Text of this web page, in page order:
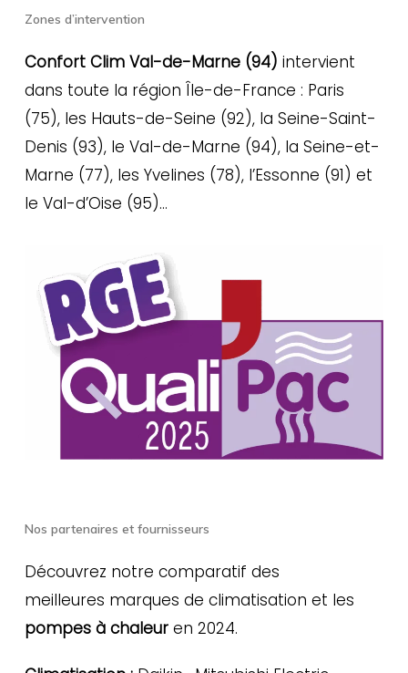
Zones d’intervention
Confort Clim Val-de-Marne (94) intervient
dans toute la région Île-de-France : Paris
(75), les Hauts-de-Seine (92), la Seine-Saint-
Denis (93), le Val-de-Marne (94), la Seine-et-
Marne (77), les Yvelines (78), l’Essonne (91) et
le Val-d’Oise (95)…
Nos partenaires et fournisseurs
Découvrez notre comparatif des
meilleures marques de climatisation et les
pompes à chaleur en 2024.